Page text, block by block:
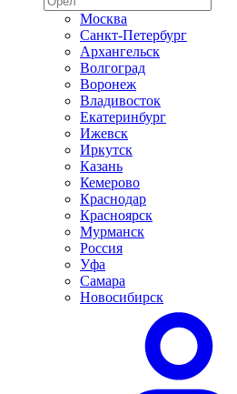
Москва
Санкт-Петербург
Архангельск
Волгоград
Воронеж
Владивосток
Екатеринбург
Ижевск
Иркутск
Казань
Кемерово
Краснодар
Красноярск
Мурманск
Россия
Уфа
Самара
Новосибирск